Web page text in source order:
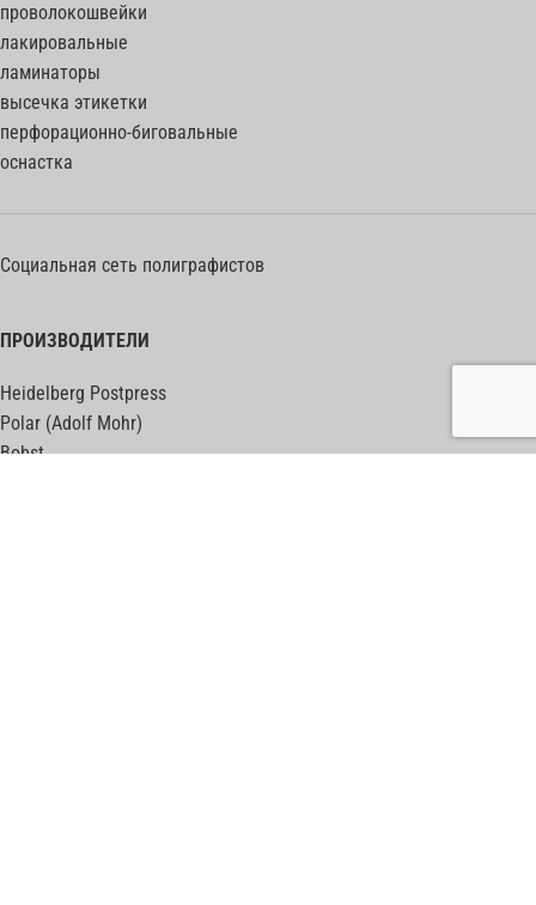
проволокошвейки
лакировальные
ламинаторы
высечка этикетки
перфорационно-биговальные
оснастка
Социальная сеть полиграфистов
ПРОИЗВОДИТЕЛИ
Heidelberg Postpress
Polar (Adolf Mohr)
Bobst